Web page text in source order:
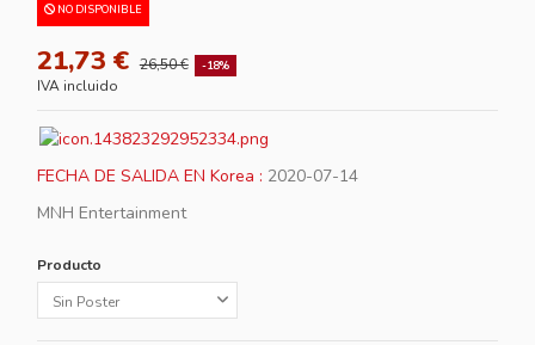
NO DISPONIBLE
21,73 € 26,50 € -18%
IVA incluido
FECHA DE SALIDA EN Korea : 2020-07-14
MNH Entertainment
Producto